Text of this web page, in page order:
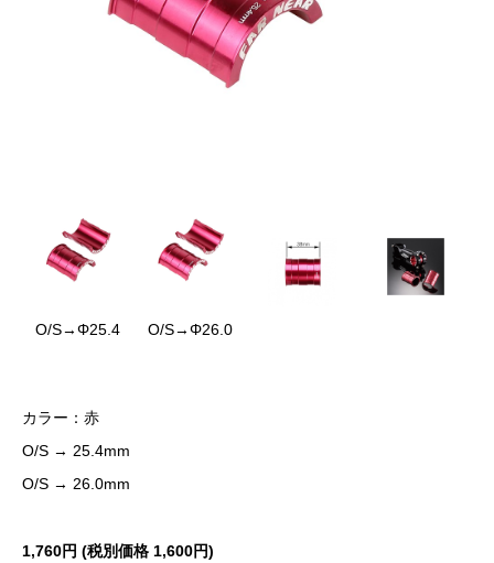
O/S→Φ25.4 O/S→Φ26.0
カラー：赤
O/S → 25.4mm
O/S → 26.0mm
1,760円 (税別価格 1,600円)